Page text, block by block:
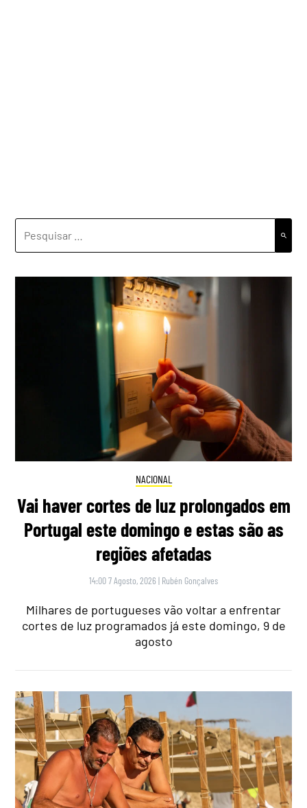
NACIONAL
Vai haver cortes de luz prolongados em
Portugal este domingo e estas são as
regiões afetadas
14:00 7 Agosto, 2026 | Rubén Gonçalves
Milhares de portugueses vão voltar a enfrentar
cortes de luz programados já este domingo, 9 de
agosto